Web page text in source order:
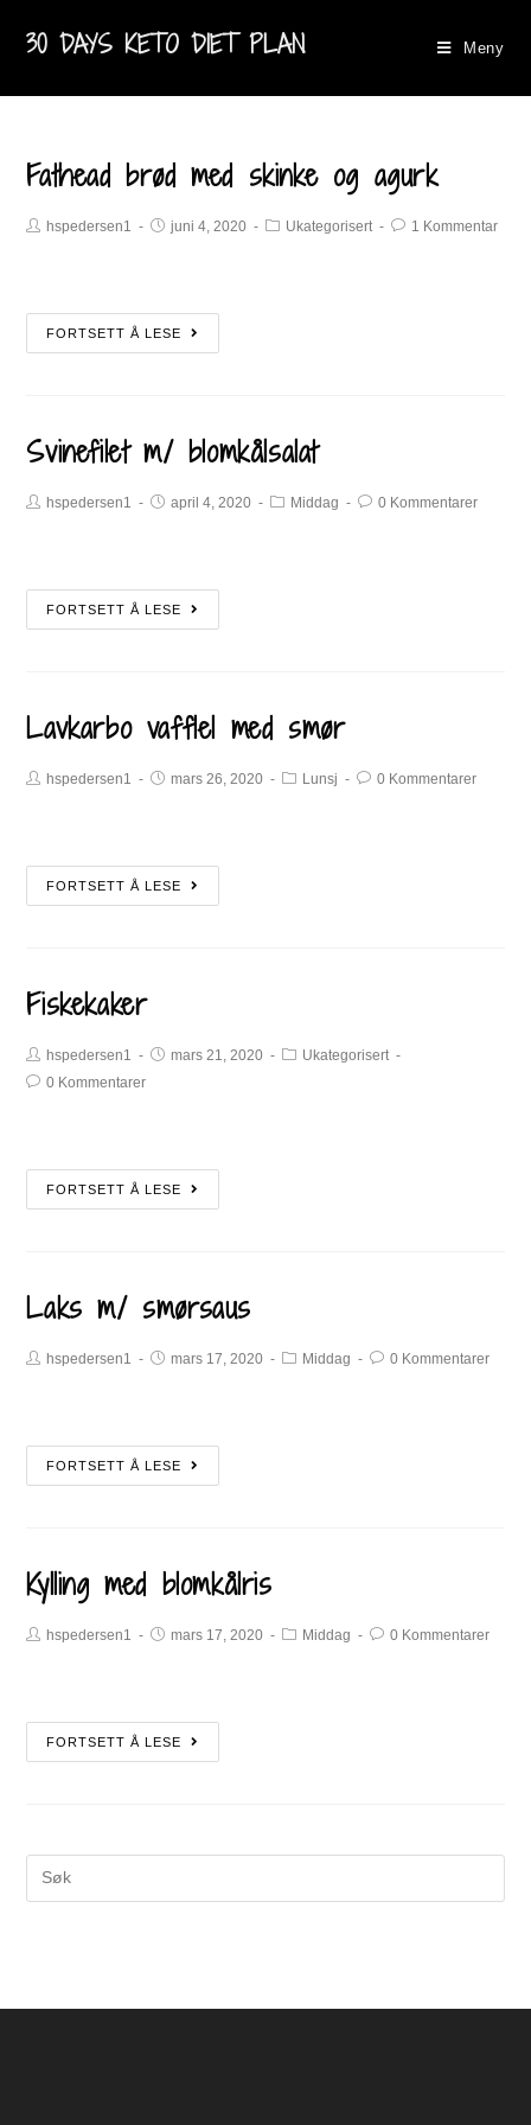
30 DAYS KETO DIET PLAN Meny
Fathead brød med skinke og agurk
hspedersen1 juni 4, 2020 Ukategorisert 1 Kommentar
FORTSETT Å LESE
Svinefilet m/ blomkålsalat
hspedersen1 april 4, 2020 Middag 0 Kommentarer
FORTSETT Å LESE
Lavkarbo vafflel med smør
hspedersen1 mars 26, 2020 Lunsj 0 Kommentarer
FORTSETT Å LESE
Fiskekaker
hspedersen1 mars 21, 2020
Ukategorisert
0 Kommentarer
FORTSETT Å LESE
Laks m/ smørsaus
hspedersen1 mars 17, 2020 Middag 0 Kommentarer
FORTSETT Å LESE
Kylling med blomkålris
hspedersen1 mars 17, 2020 Middag 0 Kommentarer
FORTSETT Å LESE